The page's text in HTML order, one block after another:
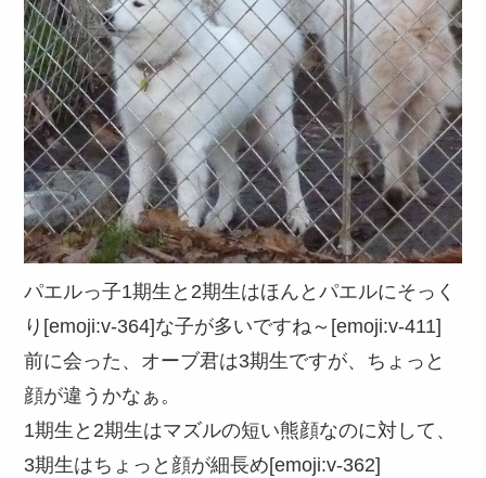
パエルっ子1期生と2期生はほんとパエルにそっく
り[emoji:v-364]な子が多いですね～[emoji:v-411]
前に会った、オーブ君は3期生ですが、ちょっと
顔が違うかなぁ。
1期生と2期生はマズルの短い熊顔なのに対して、
3期生はちょっと顔が細長め[emoji:v-362]